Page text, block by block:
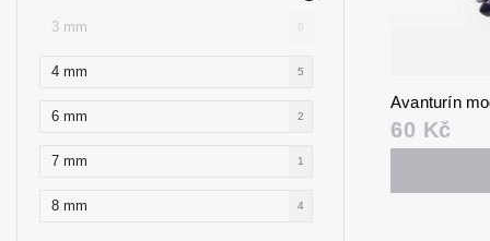
3 mm 0
4 mm 5
6 mm 2
7 mm 1
8 mm 4
Avanturín
60 Kč